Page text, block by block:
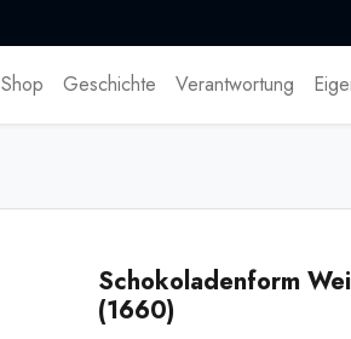
Shop Geschichte Verantwortung
Schokoladenform
(1660)